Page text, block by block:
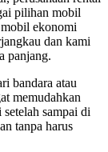
pilihan mobil
ekonomi
dan kami
panjang.
bandara atau
memudahkan
sampai di
tanpa harus